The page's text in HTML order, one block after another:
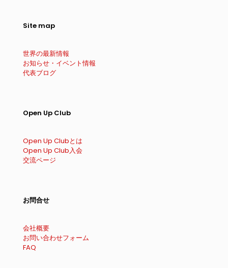
Site map
世界の最新情報
お知らせ・イベント情報
代表ブログ
Open Up Club
Open Up Clubとは
Open Up Club入会
交流ページ
お問合せ
会社概要
お問い合わせフォーム
FAQ